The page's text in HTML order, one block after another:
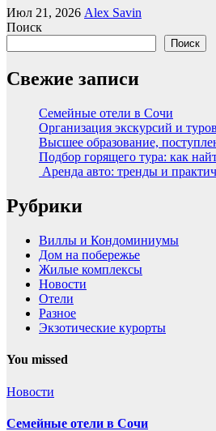
Июл 21, 2026 Alex Savin
Поиск
Поиск
Свежие записи
Семейные отели в Сочи
Организация экскурсий и
Высшее образование,
Подбор горящего тура: как
Аренда авто: тренды и
Рубрики
Виллы и Кондоминиумы
Дом на побережье
Жилые комплексы
Новости
Отели
Разное
Экзотические курорты
You missed
Новости
Семейные отели в Сочи